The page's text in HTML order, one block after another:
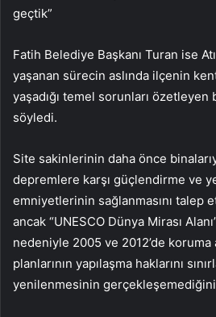
geçtik”
Fatih Belediye Başkanı Turan ise
yaşanan sürecin aslında ilçenin
yaşadığı temel sorunları
söyledi.
Site sakinlerinin daha önce
depremlere karşı güçlendirme ve
emniyetlerinin sağlanmasını talep
ancak “UNESCO Dünya Mirası
nedeniyle 2005 ve 2012’de koruma
planlarının yapılaşma haklarını
yenilenmesinin